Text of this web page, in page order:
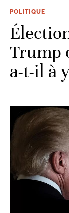
POLITIQUE
Trump
a-t-il à